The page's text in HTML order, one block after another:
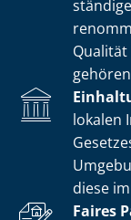
gehören
lokalen
diese
Faires